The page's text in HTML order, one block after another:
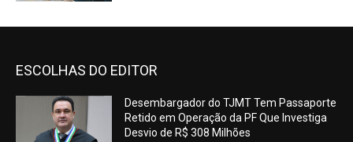
ESCOLHAS DO EDITOR
Desembargador do TJMT Tem Passaporte
Retido em Operação da PF Que Investiga
Desvio de R$ 308 Milhões